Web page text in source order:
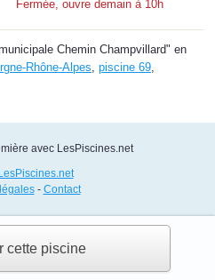
cette piscine
Fermée, ouvre demain à 10h
Chemin Champvillard" en
Rhône-Alpes, piscine 69,
avec LesPiscines.net
LesPiscines.net
- Contact